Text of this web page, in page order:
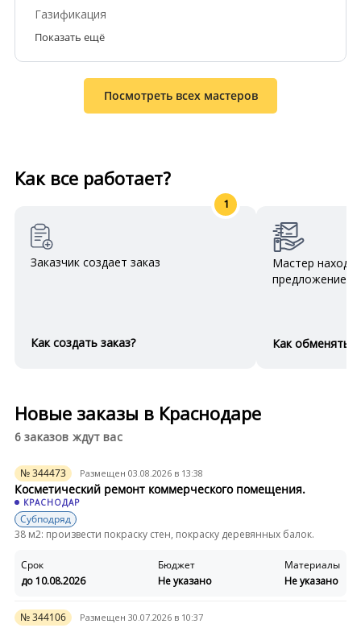
Газификация
Показать ещё
Посмотреть всех мастеров
Как все работает?
1
Заказчик создает заказ
Как создать заказ?
Мастер
предложение
Как
Новые заказы в Краснодаре
6 заказов ждут вас
№ 344473 Размещен 03.08.2026 в 13:38
Косметический ремонт коммерческого помещения.
КРАСНОДАР
Субподряд
38 м2: произвести покраску стен, покраску деревянных балок.
Срок
до 10.08.2026
Бюджет
Не указано
Материалы
Не указано
№ 344106 Размещен 30.07.2026 в 10:37